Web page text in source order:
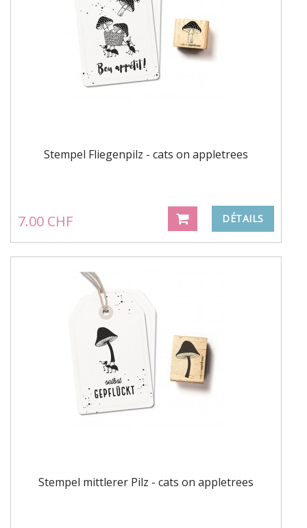
Stempel Fliegenpilz - cats on appletrees
7.00 CHF DÉTAILS
Stempel mittlerer Pilz - cats on appletrees